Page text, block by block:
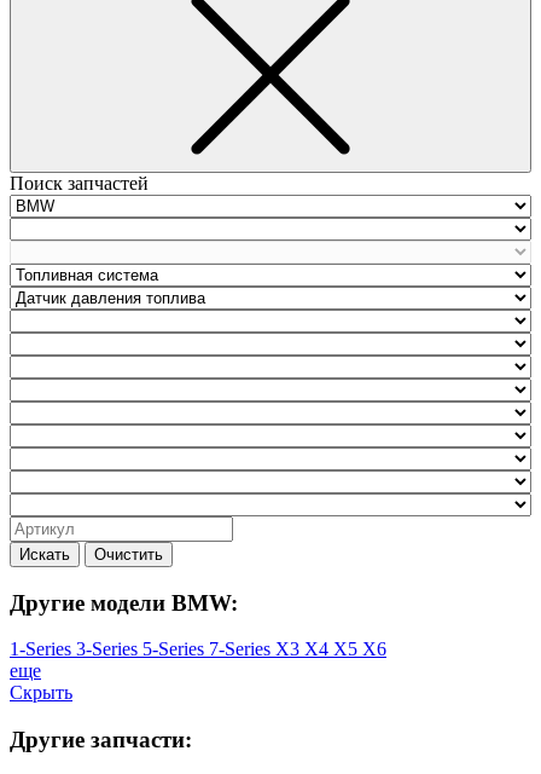
Поиск запчастей
Искать Очистить
Другие модели BMW:
1-Series 3-Series 5-Series 7-Series X3 X4 X5 X6
еще
Скрыть
Другие запчасти: